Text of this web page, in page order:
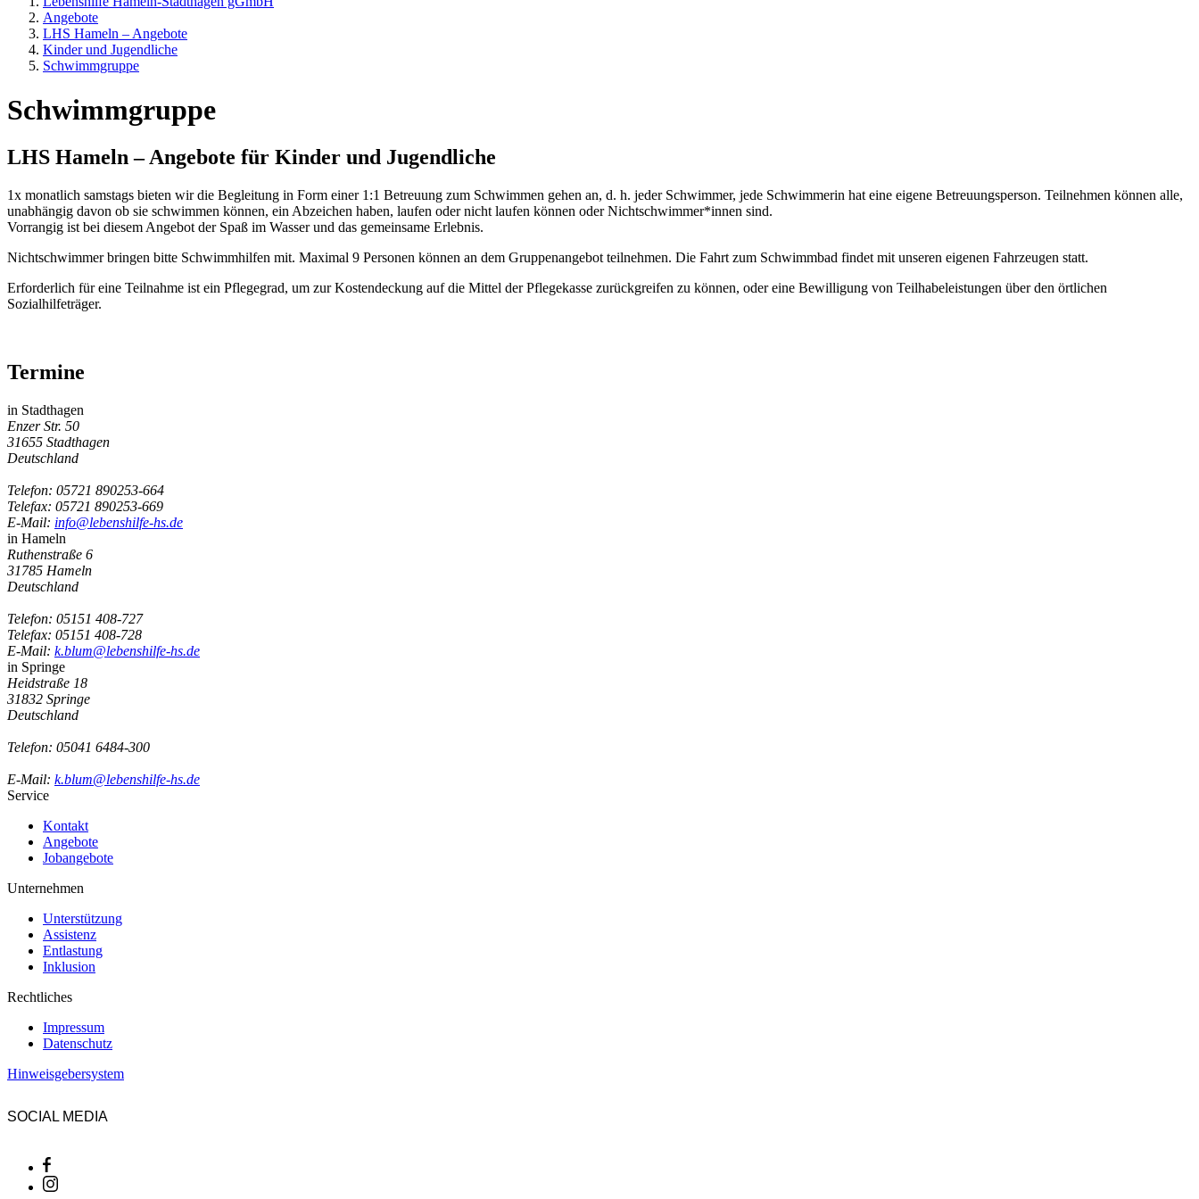
Angebote
LHS Hameln – Angebote
Kinder und Jugendliche
Schwimmgruppe
Schwimmgruppe
LHS Hameln – Angebote für Kinder und Jugendliche
1x monatlich samstags bieten wir die Begleitung in Form einer 1:1 Betreuung zum Schwimmen gehen an, d. h. jeder Schwimmer, jede Schwimmerin hat eine eigene Betreuungsperson. Teilnehmen können alle,
unabhängig davon ob sie schwimmen können, ein Abzeichen haben, laufen oder nicht laufen können oder Nichtschwimmer*innen sind.
Vorrangig ist bei diesem Angebot der Spaß im Wasser und das gemeinsame Erlebnis.
Nichtschwimmer bringen bitte Schwimmhilfen mit. Maximal 9 Personen können an dem Gruppenangebot teilnehmen. Die Fahrt zum Schwimmbad findet mit unseren eigenen Fahrzeugen statt.
Erforderlich für eine Teilnahme ist ein Pflegegrad, um zur Kostendeckung auf die Mittel der Pflegekasse zurückgreifen zu können, oder eine Bewilligung von Teilhabeleistungen über den örtlichen
Sozialhilfeträger.
Termine
in Stadthagen
Enzer Str. 50
31655 Stadthagen
Deutschland
Telefon: 05721 890253-664
Telefax: 05721 890253-669
E-Mail: info@lebenshilfe-hs.de
in Hameln
Ruthenstraße 6
31785 Hameln
Deutschland
Telefon: 05151 408-727
Telefax: 05151 408-728
E-Mail: k.blum@lebenshilfe-hs.de
in Springe
Heidstraße 18
31832 Springe
Deutschland
Telefon: 05041 6484-300
E-Mail: k.blum@lebenshilfe-hs.de
Service
Kontakt
Angebote
Jobangebote
Unternehmen
Unterstützung
Assistenz
Entlastung
Inklusion
Rechtliches
Impressum
Datenschutz
Hinweisgebersystem
SOCIAL MEDIA